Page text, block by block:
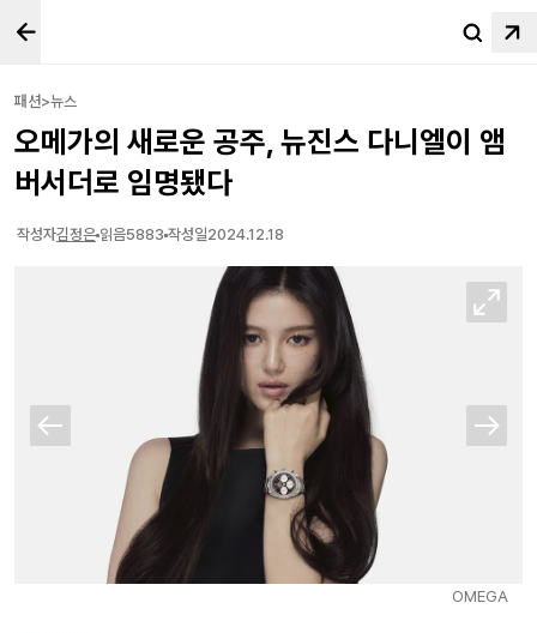
패션>뉴스
오메가의 새로운 공주, 뉴진스 다니엘이 앰
버서더로 임명됐다
작성자김정은 읽음5883 작성일2024.12.18
OMEGA